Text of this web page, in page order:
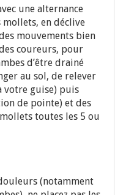
une alternance
mollets, en déclive
mouvements bien
coureurs, pour
d’être drainé
au sol, de relever
votre guise) puis
de pointe) et des
toutes les 5 ou
(notamment